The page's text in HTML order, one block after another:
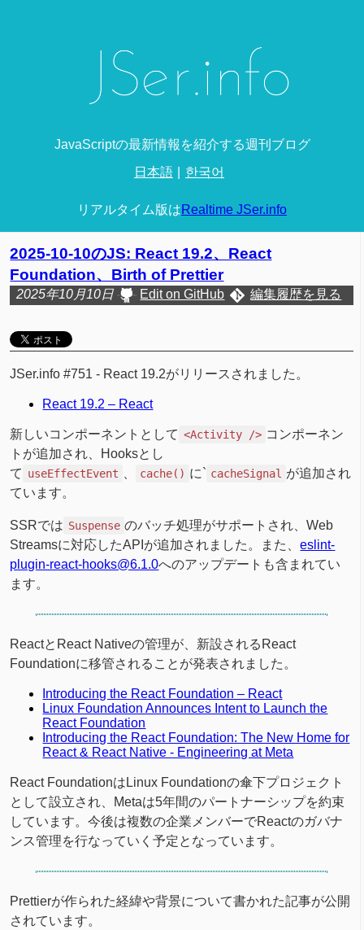
JavaScriptの最新情報を紹介する週刊ブログ
日本語 한국어
リアルタイム版はRealtime JSer.info
2025-10-10のJS: React 19.2、React
Foundation、Birth of Prettier
2025年10月10日 Edit on GitHub 編集履歴を見る
JSer.info #751 - React 19.2がリリースされました。
React 19.2 – React
新しいコンポーネントとして <Activity /> コンポーネン
トが追加され、Hooksとし
て useEffectEvent cache() に` cacheSignal が追加され
ています。
SSRでは Suspense のバッチ処理がサポートされ、Web
Streamsに対応したAPIが追加されました。また、eslint-
plugin-react-hooks@6.1.0へのアップデートも含まれてい
ます。
ReactとReact Nativeの管理が、新設されるReact
Foundationに移管されることが発表されました。
Introducing the React Foundation – React
Linux Foundation Announces Intent to Launch the
React Foundation
Introducing the React Foundation: The New Home for
React & React Native - Engineering at Meta
React FoundationはLinux Foundationの傘下プロジェクト
として設立され、Metaは5年間のパートナーシップを約束
しています。今後は複数の企業メンバーでReactのガバナ
ンス管理を行なっていく予定となっています。
Prettierが作られた経緯や背景について書かれた記事が公開
されています。